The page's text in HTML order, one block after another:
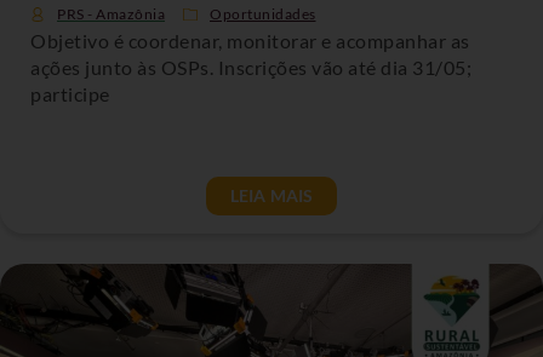
PRS - Amazônia Oportunidades
Objetivo é coordenar, monitorar e acompanhar as
ações junto às OSPs. Inscrições vão até dia 31/05;
participe
LEIA MAIS